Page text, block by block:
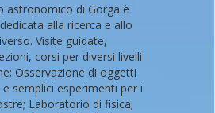
astronomico di Gorga è
alla ricerca e allo
Visite guidate,
corsi per diversi livelli
Osservazione di oggetti
e semplici esperimenti per i
Laboratorio di fisica;